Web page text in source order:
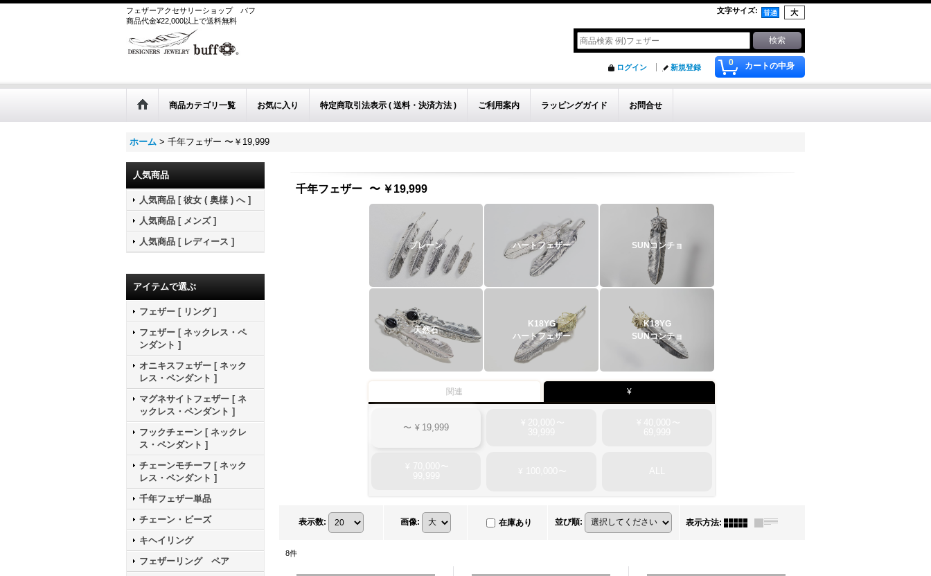
フェザーアクセサリーショップ
バフ
商品代金¥22,000以上で送料無料
文字サイズ:
0 カートの中身
ログイン 新規登録
商品カテゴリ一覧 お気に入り 特定商取引法表示 ( 送料・決済方法 ) ご利用案内 ラッピングガイド お問合せ
ホーム > 千年フェザー 〜￥19,999
人気商品
人気商品 [ 彼女 ( 奥様 ) へ ]
人気商品 [ メンズ ]
人気商品 [ レディース ]
アイテムで選ぶ
フェザー [ リング ]
フェザー [ ネックレス・ペ
ンダント ]
オニキスフェザー [ ネック
レス・ペンダント ]
マグネサイトフェザー [ ネ
ックレス・ペンダント ]
フックチェーン [ ネックレ
ス・ペンダント ]
チェーンモチーフ [ ネック
レス・ペンダント ]
千年フェザー単品
チェーン・ビーズ
キヘイリング
フェザーリング ペア
千年フェザー 〜 ￥19,999
プレーン ハートフェザー SUNコンチョ
天然石
K18YG
ハートフェザー
K18YG
SUNコンチョ
関連 ¥
〜 ¥ 19,999
表示数: 画像: 在庫あり 並び順: 表示方法:
8件